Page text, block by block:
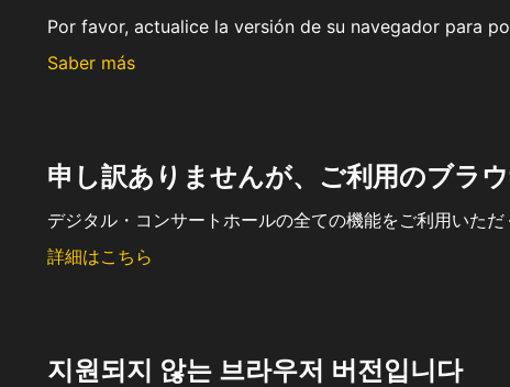
Por favor, actualice la versión de su navegador para
Saber más
申し訳ありませんが、ご利用のブラ
デジタル・コンサートホールの全ての機能をご利用いた
詳細はこちら
지원되지 않는 브라우저 버전입니다